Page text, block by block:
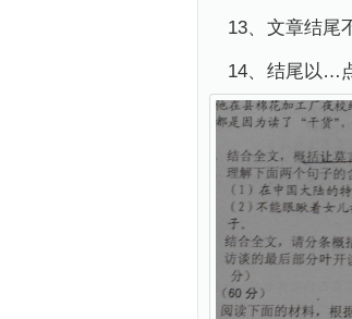
13、文章结尾
14、结尾以…